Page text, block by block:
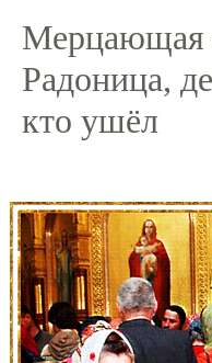
Мерцающая
Радоница,
кто ушёл